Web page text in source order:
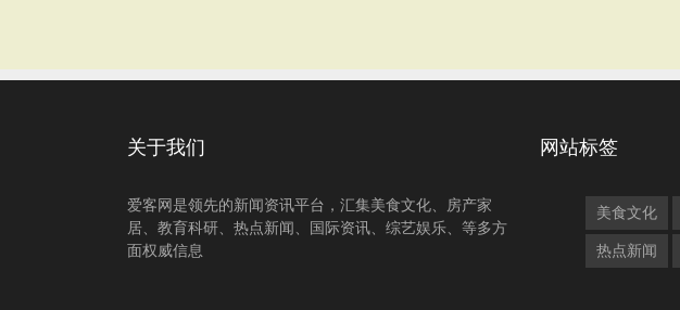
关于我们
爱客网是领先的新闻资讯平台，汇集美食文化、房产家
居、教育科研、热点新闻、国际资讯、综艺娱乐、等多方
面权威信息
网站标签
美食文化
热点新闻